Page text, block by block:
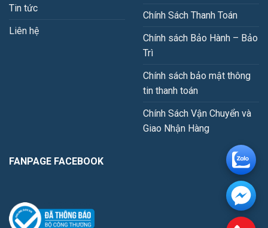
Tin tức
Liên hệ
Chính Sách Thanh Toán
Chính sách Bảo Hành – Bảo
Trì
Chính sách bảo mật thông
tin thanh toán
Chính Sách Vận Chuyển và
Giao Nhận Hàng
FANPAGE FACEBOOK